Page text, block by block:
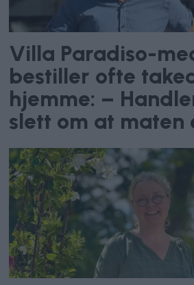
Villa Paradiso-
bestiller ofte
hjemme: –
slett om at maten